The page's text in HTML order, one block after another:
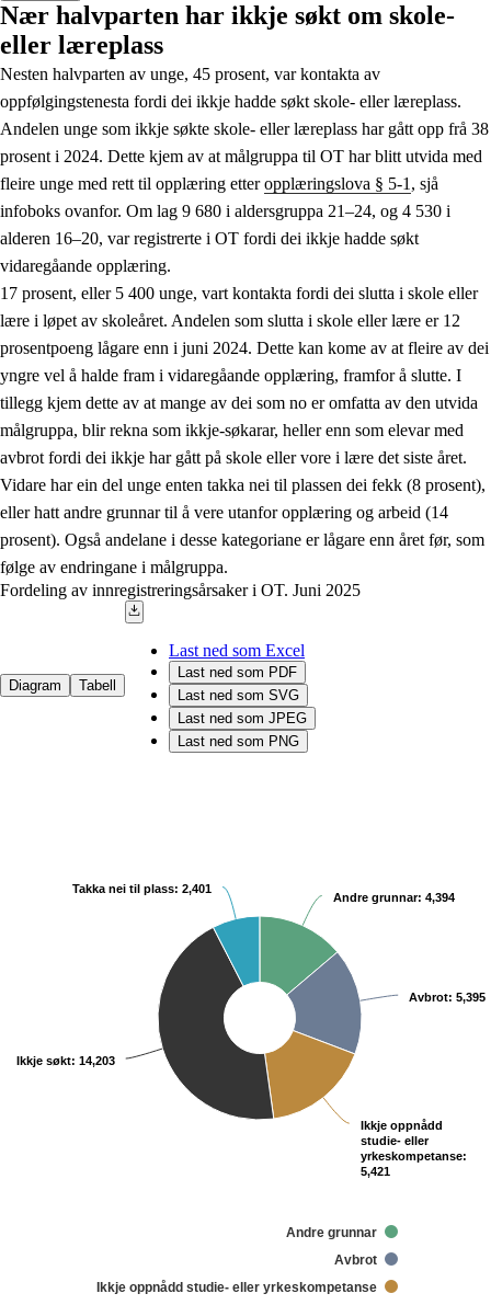
Nær halvparten har ikkje søkt om skole-
eller læreplass
Nesten halvparten av unge, 45 prosent, var kontakta av
oppfølgingstenesta fordi dei ikkje hadde søkt skole- eller læreplass.
Andelen unge som ikkje søkte skole- eller læreplass har gått opp frå 38
prosent i 2024. Dette kjem av at målgruppa til OT har blitt utvida med
fleire unge med rett til opplæring etteropplæringslova § 5-1 , sjå
infoboks ovanfor. Om lag 9 680 i aldersgruppa 21–24, og 4 530 i
alderen 16–20, var registrerte i OT fordi dei ikkje hadde søkt
vidaregåande opplæring.
17 prosent, eller 5 400 unge, vart kontakta fordi dei slutta i skole eller
lære i løpet av skoleåret. Andelen som slutta i skole eller lære er 12
prosentpoeng lågare enn i juni 2024. Dette kan kome av at fleire av dei
yngre vel å halde fram i vidaregåande opplæring, framfor å slutte. I
tillegg kjem dette av at mange av dei som no er omfatta av den utvida
målgruppa, blir rekna som ikkje-søkarar, heller enn som elevar med
avbrot fordi dei ikkje har gått på skole eller vore i lære det siste året.
Vidare har ein del unge enten takka nei til plassen dei fekk (8 prosent),
eller hatt andre grunnar til å vere utanfor opplæring og arbeid (14
prosent). Også andelane i desse kategoriane er lågare enn året før, som
følge av endringane i målgruppa.
Fordeling av innregistreringsårsaker i OT. Juni 2025
Diagram Tabell
Last ned som Excel
Last ned som PDF
Last ned som SVG
Last ned som JPEG
Last ned som PNG
Andre grunnar: 4,394
Andre grunnar: 4,394
Avbrot: 5,395
Avbrot: 5,395
Ikkje oppnådd
studie- eller
yrkeskompetanse:
5,421
Ikkje oppnådd
studie- eller
yrkeskompetanse:
5,421
Ikkje søkt: 14,203
Ikkje søkt: 14,203
Takka nei til plass: 2,401
Takka nei til plass: 2,401
Andre grunnar
Avbrot
Ikkje oppnådd studie- eller yrkeskompetanse